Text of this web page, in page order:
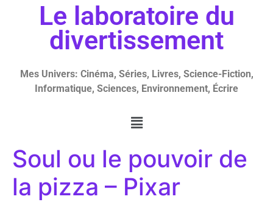
Le laboratoire du
divertissement
Mes Univers: Cinéma, Séries, Livres, Science-Fiction,
Informatique, Sciences, Environnement, Écrire
Soul ou le pouvoir de
la pizza – Pixar